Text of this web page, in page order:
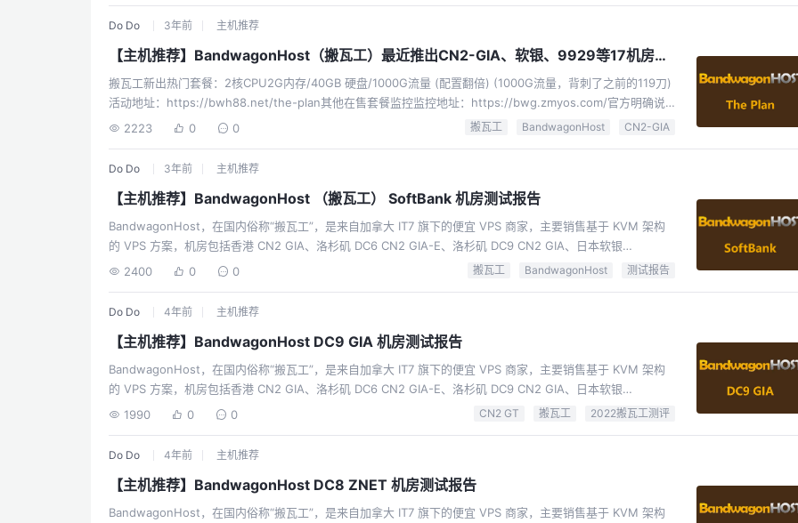
心澳大利亚悉尼：2.5Gbps美国新泽西：1 Gbps美国纽约：2...
Do Do 3年前 主机推荐
【主机推荐】BandwagonHost（搬瓦工）最近推出CN2-GIA、软银、9929等17机房可用限量版神机
搬瓦工新出热门套餐：2核CPU2G内存/40GB 硬盘/1000G流量 (配置翻倍) (1000G流量，背刺了之前的119刀)
活动地址：https://bwh88.net/the-plan其他在售套餐监控监控地址：https://bwg.zmyos.com/官方明确说
明最接近的机型正价为$299目前标价：$99 使用优惠码后价格 $92.49优惠码: BWH3HYATVBJW可切换：美
银注意不要被误导，香港是CMI，日本是软银， 不是香港CN2和...
2223 0 0 搬瓦工 BandwagonHost CN2-GIA
Do Do 3年前 主机推荐
【主机推荐】BandwagonHost （搬瓦工） SoftBank 机房测试报告
BandwagonHost，在国内俗称“搬瓦工”，是来自加拿大 IT7 旗下的便宜 VPS 商家，主要销售基于 KVM 架构
的 VPS 方案，机房包括香港 CN2 GIA、洛杉矶 DC6 CN2 GIA-E、洛杉矶 DC9 CN2 GIA、日本软银
JPOS_1、荷兰联通 EUNL_9、洛杉矶 CN2、洛杉矶 MCOM、洛杉矶 Fremont 等十几个机房，其中洛杉矶数
BandwagonHost（“搬瓦工”）的一些特色：支持快照（Snapshot，一键备份整个VPS）、一键迁移机房
2400 0 0 搬瓦工 BandwagonHost 测试报告
Do Do 4年前 主机推荐
【主机推荐】BandwagonHost DC9 GIA 机房测试报告
BandwagonHost，在国内俗称“搬瓦工”，是来自加拿大 IT7 旗下的便宜 VPS 商家，主要销售基于 KVM 架构
的 VPS 方案，机房包括香港 CN2 GIA、洛杉矶 DC6 CN2 GIA-E、洛杉矶 DC9 CN2 GIA、日本软银
JPOS_1、荷兰联通 EUNL_9、洛杉矶 CN2、洛杉矶 MCOM、洛杉矶 Fremont 等十几个机房，其中洛杉矶数
BandwagonHost（“搬瓦工”）的一些特色：支持快照（Snapshot，一键备份整个VPS）、一键迁移机房
1990 0 0 CN2 GT 搬瓦工 2022搬瓦工测评
Do Do 4年前 主机推荐
【主机推荐】BandwagonHost DC8 ZNET 机房测试报告
BandwagonHost，在国内俗称“搬瓦工”，是来自加拿大 IT7 旗下的便宜 VPS 商家，主要销售基于 KVM 架构